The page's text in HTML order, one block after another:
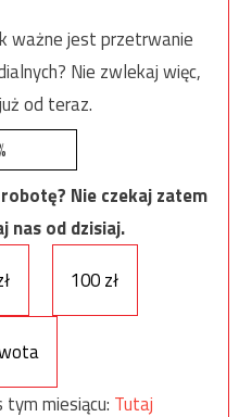
ważne jest przetrwanie
Nie zwlekaj więc,
od teraz.
Nie czekaj zatem
nas od dzisiaj.
100 zł
miesiącu: Tutaj